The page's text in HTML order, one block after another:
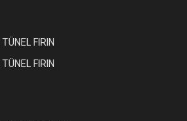
FIRIN
FIRIN